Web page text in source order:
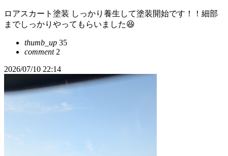
ロアスカート塗装 しっかり養生して塗装開始です！！細部
までしっかりやってもらいました😆
thumb_up 35
comment2
2026/07/10 22:14